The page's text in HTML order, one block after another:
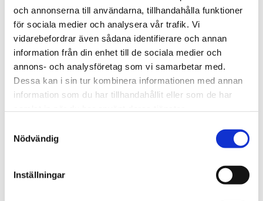
och annonserna till användarna, tillhandahålla funktioner
för sociala medier och analysera vår trafik. Vi
vidarebefordrar även sådana identifierare och annan
information från din enhet till de sociala medier och
annons- och analysföretag som vi samarbetar med.
Dessa kan i sin tur kombinera informationen med annan
information som du har tillhandahållit eller som de har
Nödvändig
Inställningar
V-politiker: Svenska
kyrkan bör byta ut han och
hon mot ”hen”